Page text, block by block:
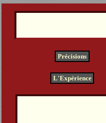
Précisions
L'Expérience